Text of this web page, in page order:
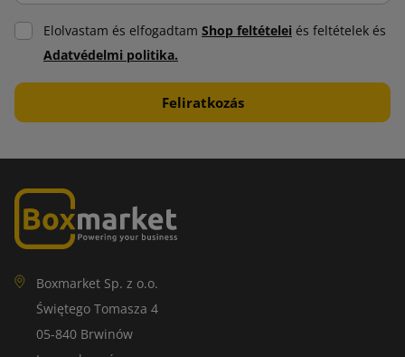
Elolvastam és elfogadtam Shop feltételei és feltételek és
Adatvédelmi politika.
Boxmarket Sp. z o.o.
Świętego Tomasza 4
05-840 Brwinów